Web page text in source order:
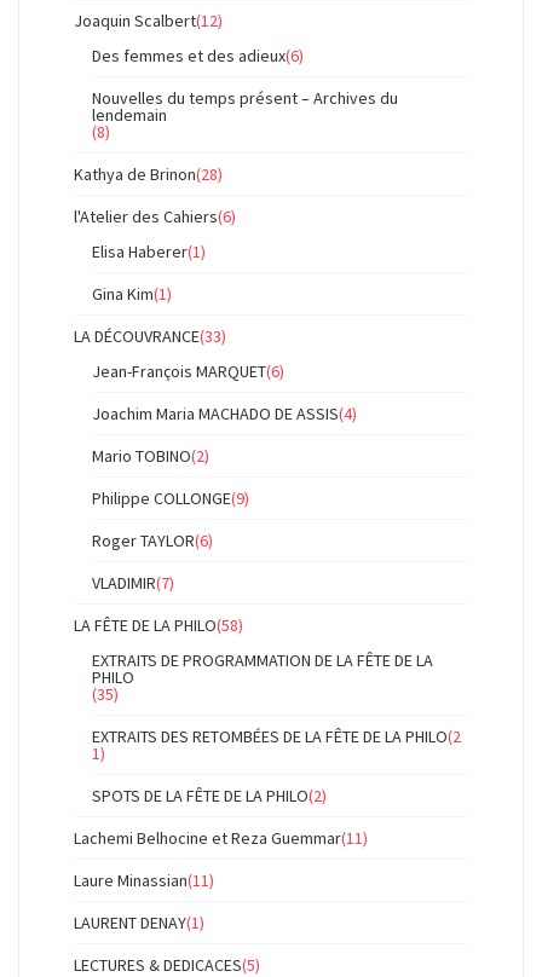
Joaquin Scalbert(12)
Des femmes et des adieux(6)
Nouvelles du temps présent – Archives du
lendemain
(8)
Kathya de Brinon(28)
l'Atelier des Cahiers(6)
Elisa Haberer(1)
Gina Kim(1)
LA DÉCOUVRANCE(33)
Jean-François MARQUET(6)
Joachim Maria MACHADO DE ASSIS(4)
Mario TOBINO(2)
Philippe COLLONGE(9)
Roger TAYLOR(6)
VLADIMIR(7)
LA FÊTE DE LA PHILO(58)
EXTRAITS DE PROGRAMMATION DE LA FÊTE DE LA
PHILO
(35)
EXTRAITS DES RETOMBÉES DE LA FÊTE DE LA PHILO(2
1)
SPOTS DE LA FÊTE DE LA PHILO(2)
Lachemi Belhocine et Reza Guemmar(11)
Laure Minassian(11)
LAURENT DENAY(1)
LECTURES & DEDICACES(5)